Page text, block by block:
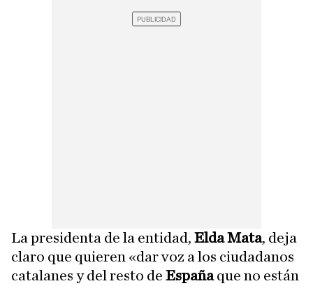
La presidenta de la entidad, Elda Mata, deja
claro que quieren «dar voz a los ciudadanos
catalanes y del resto de Españaque no están